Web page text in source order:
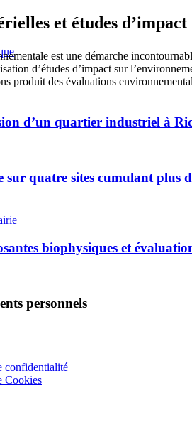
et études d’impact
est une démarche
d’études d’impact sur
produit des évaluations
d’un quartier industriel à
sur quatre sites cumulant plus
biophysiques et
personnels
confidentialité
Cookies